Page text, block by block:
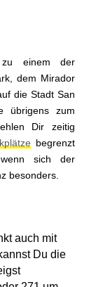
einem der
dem Mirador
die Stadt San
übrigens zum
Dir zeitig
begrenzt
sich der
besonders.
auch mit
Du die